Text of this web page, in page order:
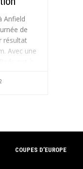
Anfield
de
résultat
Avec une
COUPES D’EUROPE